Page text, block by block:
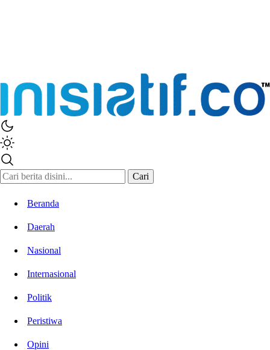
Cari
Beranda
Daerah
Nasional
Internasional
Politik
Peristiwa
Opini